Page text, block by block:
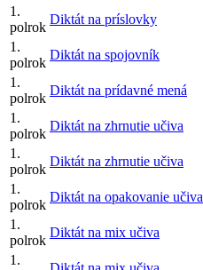
1.
polrok
Diktát na príslovky
1.
polrok
Diktát na spojovník
1.
polrok
Diktát na prídavné mená
1.
polrok
Diktát na zhrnutie učiva
1.
polrok
Diktát na zhrnutie učiva
1.
polrok
Diktát na opakovanie učiva
1.
polrok
Diktát na mix učiva
1.